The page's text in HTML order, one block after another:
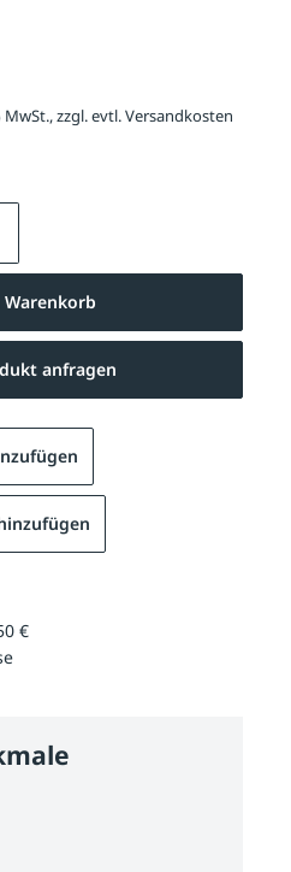
MwSt., zzgl. evtl.Versandkosten
Gib den
anfragen
€